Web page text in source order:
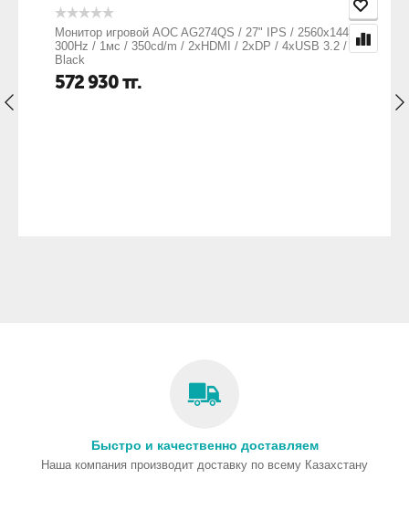
Монитор игровой AOC AG274QS / 27" IPS / 2560x1440 /
300Hz / 1мс / 350cd/m / 2xHDMI / 2xDP / 4xUSB 3.2 /
Black
572 930тг.
Быстро и качественно доставляем
Наша компания производит доставку по всему Казахстану